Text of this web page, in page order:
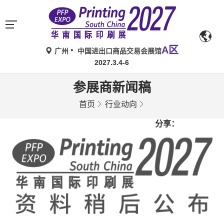
广州 中国进出口商品交易会展馆A区
2027.3.4-6
参展商新闻稿
首页 行业动向
分享：